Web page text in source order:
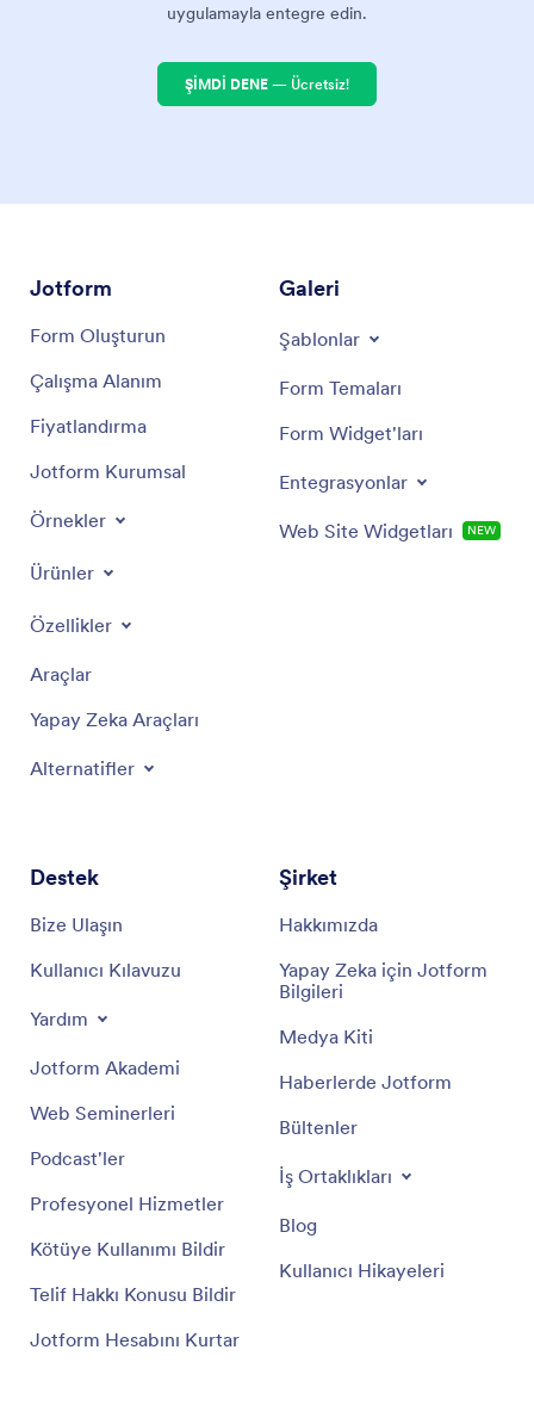
uygulamayla entegre edin.
ŞİMDİ DENE — Ücretsiz!
Jotform
Form Oluşturun
Çalışma Alanım
Fiyatlandırma
Jotform Kurumsal
Örnekler
Ürünler
Özellikler
Araçlar
Yapay Zeka Araçları
Alternatifler
Galeri
Şablonlar
Form Temaları
Form Widget'ları
Entegrasyonlar
Web Site Widgetları NEW
Destek
Bize Ulaşın
Kullanıcı Kılavuzu
Yardım
Jotform Akademi
Web Seminerleri
Podcast'ler
Profesyonel Hizmetler
Kötüye Kullanımı Bildir
Telif Hakkı Konusu Bildir
Jotform Hesabını Kurtar
Şirket
Hakkımızda
Yapay Zeka için Jotform
Bilgileri
Medya Kiti
Haberlerde Jotform
Bültenler
İş Ortaklıkları
Blog
Kullanıcı Hikayeleri